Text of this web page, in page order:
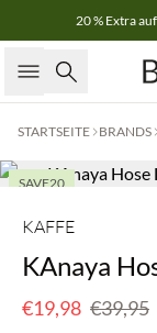
20 % Extra
Suche
STARTSEITE BRANDS
SAVE20
KAFFE
KAnaya
€19,98 €39,95